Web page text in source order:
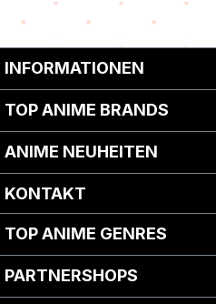
INFORMATIONEN
TOP ANIME BRANDS
ANIME NEUHEITEN
KONTAKT
TOP ANIME GENRES
PARTNERSHOPS